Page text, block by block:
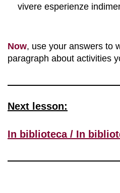
vivere esperienze
Now, use your answers to
paragraph about activities
Next lesson:
In biblioteca / In